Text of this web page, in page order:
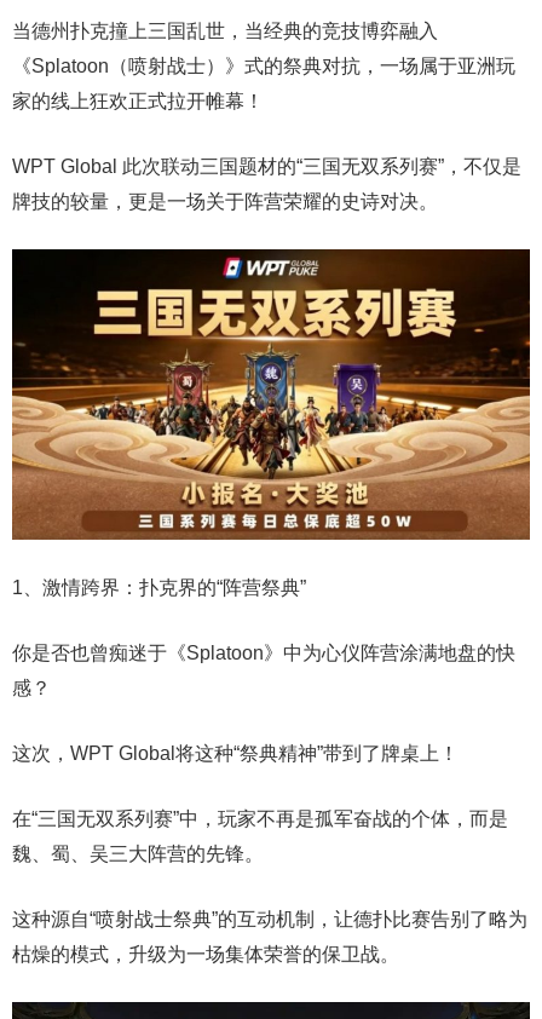
当德州扑克撞上三国乱世，当经典的竞技博弈融入
《Splatoon（喷射战士）》式的祭典对抗，一场属于亚洲玩
家的线上狂欢正式拉开帷幕！
WPT Global 此次联动三国题材的“三国无双系列赛”，不仅是
牌技的较量，更是一场关于阵营荣耀的史诗对决。
1、激情跨界：扑克界的“阵营祭典”
你是否也曾痴迷于《Splatoon》中为心仪阵营涂满地盘的快
感？
这次，WPT Global将这种“祭典精神”带到了牌桌上！
在“三国无双系列赛”中，玩家不再是孤军奋战的个体，而是
魏、蜀、吴三大阵营的先锋。
这种源自“喷射战士祭典”的互动机制，让德扑比赛告别了略为
枯燥的模式，升级为一场集体荣誉的保卫战。